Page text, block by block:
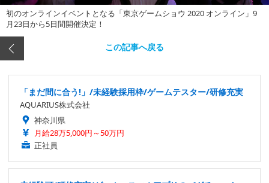
初のオンラインイベントとなる「東京ゲームショウ 2020 オンライン」9
月23日から5日間開催決定！
この記事へ戻る
「まだ間に合う!」/未経験採用枠/ゲームテスター/研修充実
AQUARIUS株式会社
神奈川県
月給28万5,000円～50万円
正社員